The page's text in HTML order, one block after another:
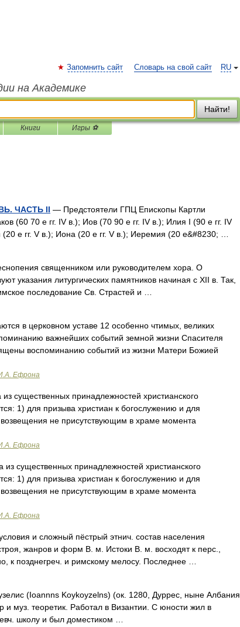
RU
Запомнить сайт Словарь на свой сайт
на Академике
Найти!
Книги Игры ⚽
ЧАСТЬ II — Предстоятели ГПЦ Епископы Картли
(60 70 е гг. IV в.); Иов (70 90 е гг. IV в.); Илия I (90 е гг. IV
е гг. V в.); Иона (20 е гг. V в.); Иеремия (20 е&#8230; …
священником или руководителем хора. О
указания литургических памятников начиная с XII в. Так,
последование Св. Страстей и …
в церковном уставе 12 особенно чтимых, великих
важнейших событий земной жизни Спасителя
воспоминанию событий из жизни Матери Божией
Ефрона
существенных принадлежностей христианского
1) для призыва христиан к богослужению и для
не присутствующим в храме момента
Ефрона
существенных принадлежностей христианского
1) для призыва христиан к богослужению и для
не присутствующим в храме момента
Ефрона
и сложный пёстрый этнич. состав населения
жанров и форм В. м. Истоки В. м. восходят к перс.,
к позднегреч. и римскому мелосу. Последнее …
(Ioannns Koykoyzelns) (ок. 1280, Дуррес, ныне Албания
и муз. теоретик. Работал в Византии. С юности жил в
школу и был доместиком …